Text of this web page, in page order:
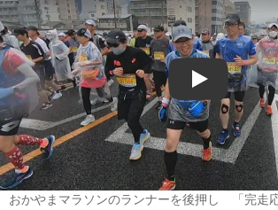
Play
おかやまマラソンのランナーを後押し 「完走